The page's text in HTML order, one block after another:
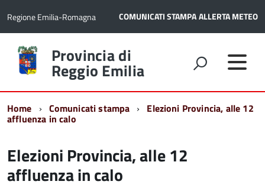
Regione Emilia-Romagna COMUNICATI STAMPAALLERTA METEO
Torna
alla
home
Provincia di
Reggio Emilia
Home Comunicati stampa Elezioni Provincia, alle 12
affluenza in calo
Elezioni Provincia, alle 12
affluenza in calo